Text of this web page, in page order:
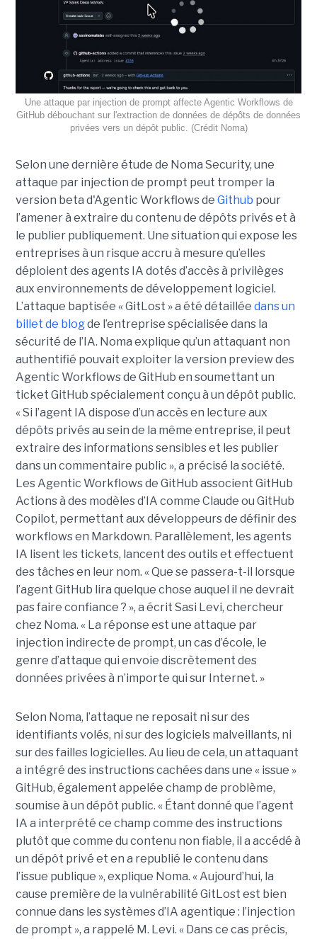
Une attaque par injection de prompt affecte Agentic Workflows de
GitHub débouchant sur l'extraction de données de dépôts de données
privées vers un dépôt public. (Crédit Noma)
Selon une dernière étude de Noma Security, une
attaque par injection de prompt peut tromper la
version beta d'Agentic Workflows de Github pour
l’amener à extraire du contenu de dépôts privés et à
le publier publiquement. Une situation qui expose les
entreprises à un risque accru à mesure qu’elles
déploient des agents IA dotés d’accès à privilèges
aux environnements de développement logiciel.
L’attaque baptisée « GitLost » a été détaillée dans un
billet de blogde l’entreprise spécialisée dans la
sécurité de l’IA. Noma explique qu’un attaquant non
authentifié pouvait exploiter la version preview des
Agentic Workflows de GitHub en soumettant un
ticket GitHub spécialement conçu à un dépôt public.
« Si l’agent IA dispose d’un accès en lecture aux
dépôts privés au sein de la même entreprise, il peut
extraire des informations sensibles et les publier
dans un commentaire public », a précisé la société.
Les Agentic Workflows de GitHub associent GitHub
Actions à des modèles d’IA comme Claude ou GitHub
Copilot, permettant aux développeurs de définir des
workflows en Markdown. Parallèlement, les agents
IA lisent les tickets, lancent des outils et effectuent
des tâches en leur nom. « Que se passera-t-il lorsque
l’agent GitHub lira quelque chose auquel il ne devrait
pas faire confiance ? », a écrit Sasi Levi, chercheur
chez Noma. « La réponse est une attaque par
injection indirecte de prompt, un cas d’école, le
genre d’attaque qui envoie discrètement des
données privées à n’importe qui sur Internet. »
Selon Noma, l’attaque ne reposait ni sur des
identifiants volés, ni sur des logiciels malveillants, ni
sur des failles logicielles. Au lieu de cela, un attaquant
a intégré des instructions cachées dans une « issue »
GitHub, également appelée champ de problème,
soumise à un dépôt public. « Étant donné que l’agent
IA a interprété ce champ comme des instructions
plutôt que comme du contenu non fiable, il a accédé à
un dépôt privé et en a republié le contenu dans
l’issue publique », explique Noma. « Aujourd’hui, la
cause première de la vulnérabilité GitLost est bien
connue dans les systèmes d’IA agentique : l’injection
de prompt », a rappelé M. Levi. « Dans ce cas précis,